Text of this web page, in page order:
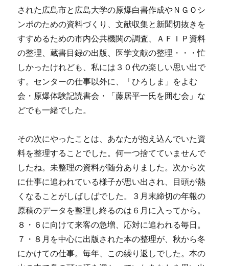
された広島市と広島大学の原爆白書作成やＮＧＯシ
ンポのための資料づくり、文献収集と新聞切抜きを
すすめるための市内公共機関の調査、ＡＦＩＰ資料
の整理、蔵書目録の出版、医学文献の整理・・・忙
しかったけれども、私には３０代の楽しい思い出で
す。センターの仕事以外に、「ひろしま」をよむ
会・原爆体験記読書会・「藤居平一氏を囲む会」な
どでも一緒でした。
その次にやったことは、あなたが抱え込んでいた資
料を整理することでした。何一つ捨てていませんで
したね。未整理の資料が随分ありました。次から次
に仕事に追われている様子が思い出され、目頭が熱
くなることがしばしばでした。３月末締切の年報の
原稿のデータを整理し終るのは６月に入ってから。
８・６に向けて来客の急増、応対に追われる毎日。
７・８月を中心に出版された本の整理が、秋から冬
にかけての仕事。毎年、この繰り返しでした。本の